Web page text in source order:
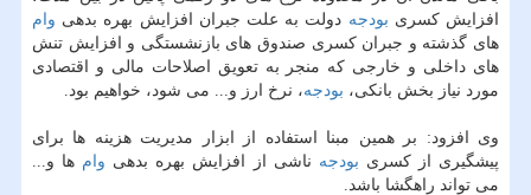
افزایش كسری بودجه دولت به علت جبران افزایش بهره بدهی وام
های گذشته و جبران كسری صندوق های بازنشستگی و افزایش تنش
های داخلی و خارجی كه منجر به تعویق اصلاحات مالی و اقتصادی
مورد نیاز بخش بانكی، بودجه، نرخ ارز و... می شود، خواهیم بود.
وی افزود: بر همین مبنا استفاده از ابزار مدیریت هزینه ها برای
پیشگیری از كسری بودجه ناشی از افزایش بهره بدهی وام ها و...
می تواند راهگشا باشد.